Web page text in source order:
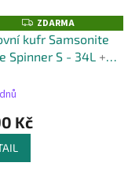
Z
D
A
R
ZDARMA
kufr Samsonite
Spinner S - 34L +
Kč